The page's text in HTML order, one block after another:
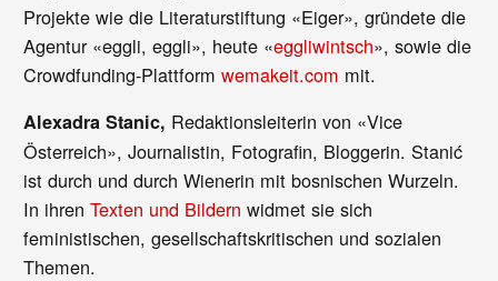
Projekte wie die Literaturstiftung «Eiger», gründete die
Agentur «eggli, eggli», heute «eggliwintsch», sowie die
Crowdfunding-Plattformwemakeit.com mit.
Alexadra Stanic, Redaktionsleiterin von «Vice
Österreich», Journalistin, Fotografin, Bloggerin. Stanić
ist durch und durch Wienerin mit bosnischen Wurzeln.
In ihrenTexten und Bildernwidmet sie sich
feministischen, gesellschaftskritischen und sozialen
Themen.